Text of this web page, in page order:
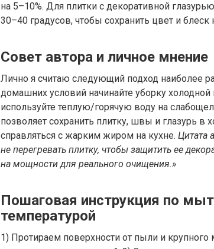
на 5–10%. Для плитки с декоративной
30–40 градусов, чтобы сохранить цвет и блеск
Совет автора и личное мнение
Лично я считаю следующий подход наиболее
домашних условий начинайте уборку
используйте теплую/горячую воду на
позволяет сохранить плитку, швы и глазурь в
справляться с жарким жиром на кухне. Цитата
не перегревать плитку, чтобы защитить ее
на мощности для реального очищения.»
Пошаговая инструкция по
температурой
1) Протираем поверхности от пыли и